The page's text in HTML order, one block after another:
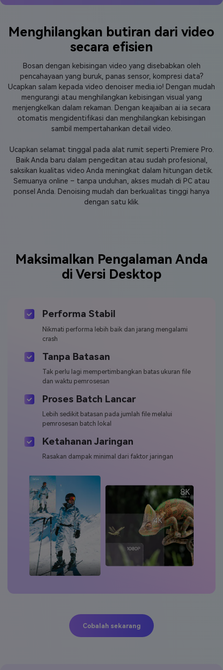
Menghilangkan butiran dari video
secara efisien
Bosan dengan kebisingan video yang disebabkan oleh
pencahayaan yang buruk, panas sensor, kompresi data?
Ucapkan salam kepada video denoiser media.io! Dengan mudah
mengurangi atau menghilangkan kebisingan visual yang
menjengkelkan dalam rekaman. Dengan keajaiban ai ia secara
otomatis mengidentifikasi dan menghilangkan kebisingan
sambil mempertahankan detail video.
Ucapkan selamat tinggal pada alat rumit seperti Premiere Pro.
Baik Anda baru dalam pengeditan atau sudah profesional,
saksikan kualitas video Anda meningkat dalam hitungan detik.
Semuanya online – tanpa unduhan, akses mudah di PC atau
ponsel Anda. Denoising mudah dan berkualitas tinggi hanya
dengan satu klik.
Maksimalkan Pengalaman Anda
di Versi Desktop
Performa Stabil
Nikmati performa lebih baik dan jarang mengalami
crash
Tanpa Batasan
Tak perlu lagi mempertimbangkan batas ukuran file
dan waktu pemrosesan
Proses Batch Lancar
Lebih sedikit batasan pada jumlah file melalui
pemrosesan batch lokal
Ketahanan Jaringan
Rasakan dampak minimal dari faktor jaringan
Cobalah sekarang